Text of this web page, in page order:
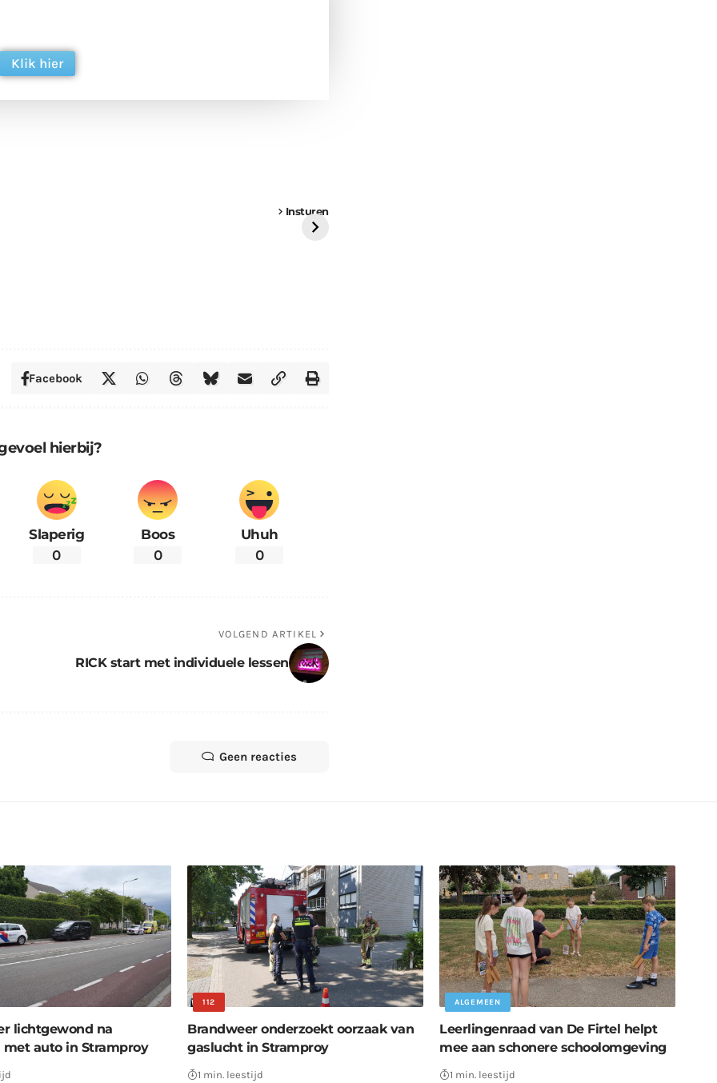
Klik hier
Insturen
Facebook
hierbij?
Slaperig
0
Boos
0
Uhuh
0
VOLGEND ARTIKEL
RICK start met individuele lessen
Geen reacties
lichtgewond na
auto in Stramproy
112
Brandweer onderzoekt oorzaak van
gaslucht in Stramproy
1 min. leestijd
ALGEMEEN
Leerlingenraad van De Firtel helpt
mee aan schonere schoolomgeving
1 min. leestijd